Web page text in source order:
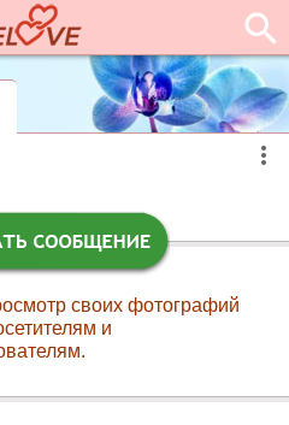
своих фотографий
и